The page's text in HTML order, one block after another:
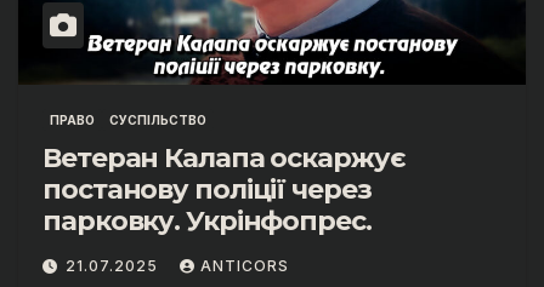
ПРАВО СУСПІЛЬСТВО
Ветеран Калапа оскаржує
постанову поліції через
парковку. Укрінфопрес.
21.07.2025 ANTICORS